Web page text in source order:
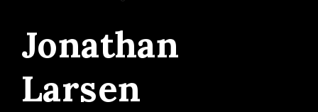
Jonathan
Larsen